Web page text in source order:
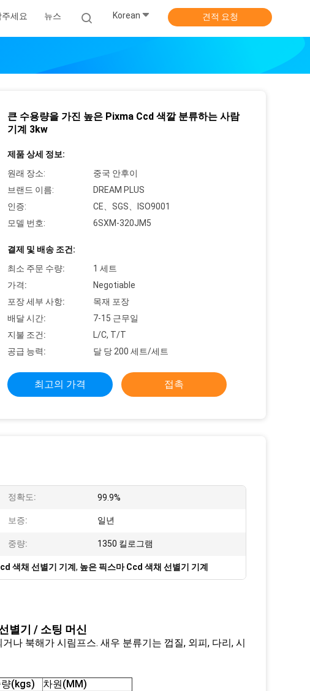
세요 뉴스 Korean 견적 요청
큰 수용량을 가진 높은 Pixma Ccd 색깔 분류하는 사람
기계 3kw
제품 상세 정보:
원래 장소:
중국 안후이
브랜드 이름:
DREAM PLUS
인증:
CE、SGS、ISO9001
모델 번호:
6SXM-320JM5
결제 및 배송 조건:
최소 주문 수량:
1 세트
가격:
Negotiable
포장 세부 사항:
목재 포장
배달 시간:
7-15 근무일
지불 조건:
L/C, T/T
공급 능력:
달 당 200 세트/세트
최고의 가격 접촉
정확도: 99.9%
보증: 일년
중량: 1350 킬로그램
색채 선별기 기계 , 높은 픽스마 Ccd 색채 선별기 기계
별기 / 소팅 머신
나 북해가 시림프스. 새우 분류기는 껍질, 외피, 다리, 시
량(kgs) 차원(MM)